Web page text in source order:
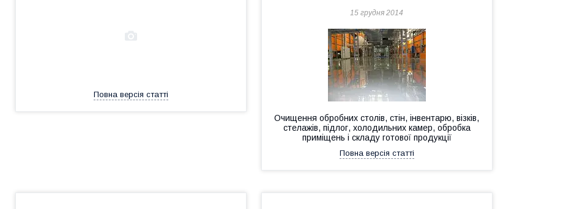
Повна версія статті
15 грудня 2014
Очищення обробних столів, стін, інвентарю, візків,
стелажів, підлог, холодильних камер, обробка
приміщень і складу готової продукції
Повна версія статті